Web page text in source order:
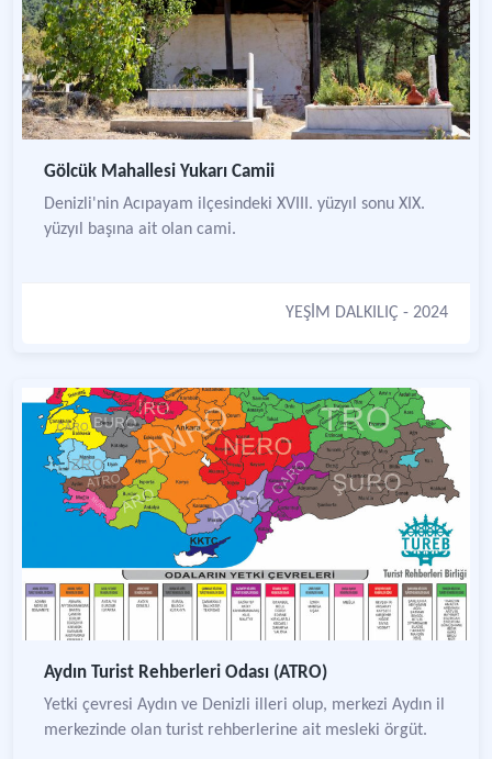
Gölcük Mahallesi Yukarı Camii
Denizli'nin Acıpayam ilçesindeki XVIII. yüzyıl sonu XIX.
yüzyıl başına ait olan cami.
YEŞİM DALKILIÇ - 2024
Aydın Turist Rehberleri Odası (ATRO)
Yetki çevresi Aydın ve Denizli illeri olup, merkezi Aydın il
merkezinde olan turist rehberlerine ait mesleki örgüt.